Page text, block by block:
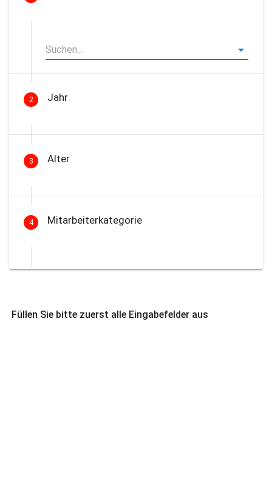
2 Jahr
3 Alter
4 Mitarbeiterkategorie
Füllen Sie bitte zuerst alle Eingabefelder aus